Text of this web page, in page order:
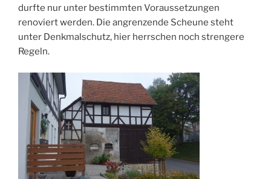
durfte nur unter bestimmten Voraussetzungen
renoviert werden. Die angrenzende Scheune steht
unter Denkmalschutz, hier herrschen noch strengere
Regeln.